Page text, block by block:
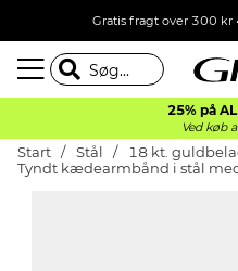
Gratis fragt over 300 kr
25% på
Ved køb
Start Stål
18 kt.
Tyndt kædearmbånd i stål